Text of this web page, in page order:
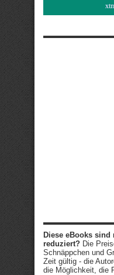
Diese eBooks
reduziert? Die
Schnäppchen und
Zeit gültig - die
die Möglichkeit, die